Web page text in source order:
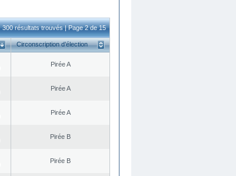
300 résultats trouvés | Page 2 de 15
Circonscription d’élection
Pirée A
Pirée A
Pirée A
Pirée B
Pirée B